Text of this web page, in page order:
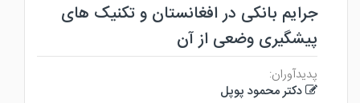
جرایم بانکی در افغانستان و تکنیک های
پیشگیری وضعی از آن
پدیدآوران:
دکتر محمود پوپل